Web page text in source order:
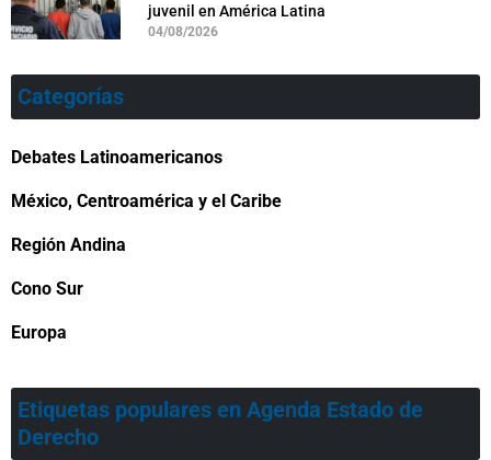
juvenil en América Latina
04/08/2026
Categorías
Debates Latinoamericanos
México, Centroamérica y el Caribe
Región Andina
Cono Sur
Europa
Etiquetas populares en Agenda Estado de
Derecho